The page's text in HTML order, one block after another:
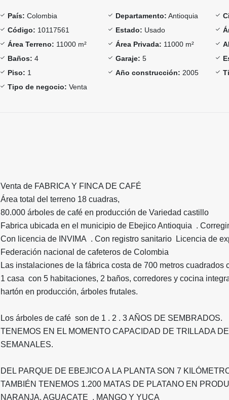
País: Colombia Departamento: Antioquia
Código: 10117561 Estado: Usado
Área Terreno: 11000 m² Área Privada: 11000 m²
Baños: 4 Garaje: 5
Piso: 1 Año construcción: 2005
Tipo de negocio: Venta
Venta de FABRICA Y FINCA DE CAFÉ
Área total del terreno 18 cuadras,
80.000 árboles de café en producción de Variedad castillo
Fabrica ubicada en el municipio de Ebejico Antioquia .
Con licencia de INVIMA . Con registro sanitario Licencia de
Federación nacional de cafeteros de Colombia
Las instalaciones de la fábrica costa de 700 metros cuadrados
1 casa con 5 habitaciones, 2 baños, corredores y cocina
hartón en producción, árboles frutales.
Los árboles de café son de 1 . 2 . 3 AÑOS DE SEMBRADOS.
TENEMOS EN EL MOMENTO CAPACIDAD DE TRILLADA
SEMANALES.
DEL PARQUE DE EBEJICO A LA PLANTA SON 7
TAMBIÉN TENEMOS 1.200 MATAS DE PLATANO EN
NARANJA. AGUACATE , MANGO Y YUCA